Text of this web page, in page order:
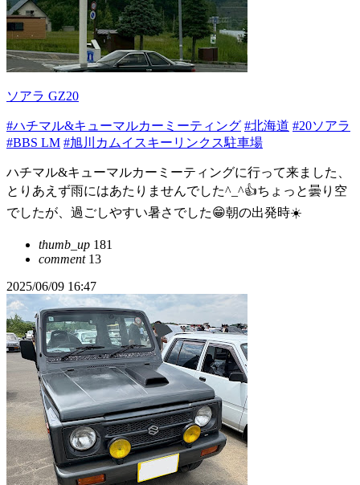
ソアラ GZ20
#ハチマル&キューマルカーミーティング #北海道 #20ソアラ
#BBS LM #旭川カムイスキーリンクス駐車場
ハチマル&キューマルカーミーティングに行って来ました、
とりあえず雨にはあたりませんでした^_^👍ちょっと曇り空
でしたが、過ごしやすい暑さでした😁朝の出発時☀️
thumb_up 181
comment13
2025/06/09 16:47